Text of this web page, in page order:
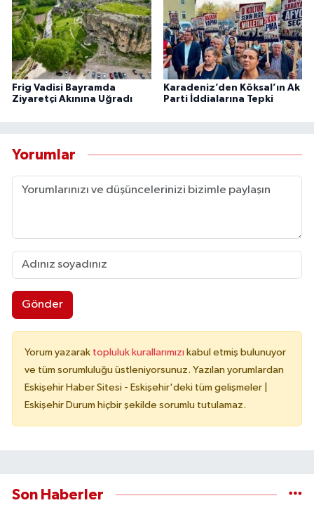
Frig Vadisi Bayramda
Ziyaretçi Akınına Uğradı
Karadeniz’den Köksal’ın Ak
Parti İddialarına Tepki
Yorumlar
Gönder
Yorum yazarak topluluk kurallarımızı kabul etmiş bulunuyor
ve tüm sorumluluğu üstleniyorsunuz. Yazılan yorumlardan
Eskişehir Haber Sitesi - Eskişehir'deki tüm gelişmeler |
Eskişehir Durum hiçbir şekilde sorumlu tutulamaz.
Son Haberler